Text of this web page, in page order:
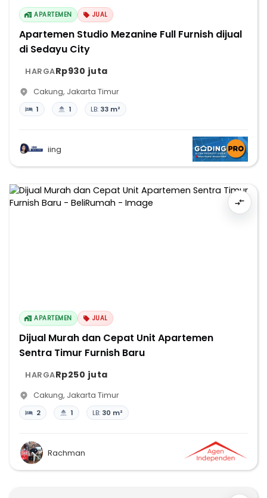
APARTEMEN JUAL
Apartemen Studio Mezanine Full Furnish dijual
di Sedayu City
HARGARp930 juta
Cakung, Jakarta Timur
1 1 LB: 33 m²
iing
APARTEMEN JUAL
Dijual Murah dan Cepat Unit Apartemen
Sentra Timur Furnish Baru
HARGARp250 juta
Cakung, Jakarta Timur
2 1 LB: 30 m²
Rachman